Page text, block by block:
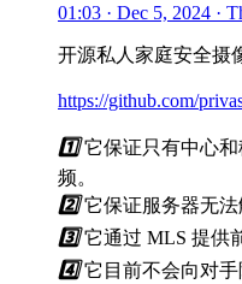
01:03 · Dec 5, 2024 ·
开源私人家庭安全摄
https://github.com/
1️⃣它保证只有中心
频。
2️⃣它保证服务器无法
3️⃣它通过 MLS 提供
4️⃣它目前不会向对